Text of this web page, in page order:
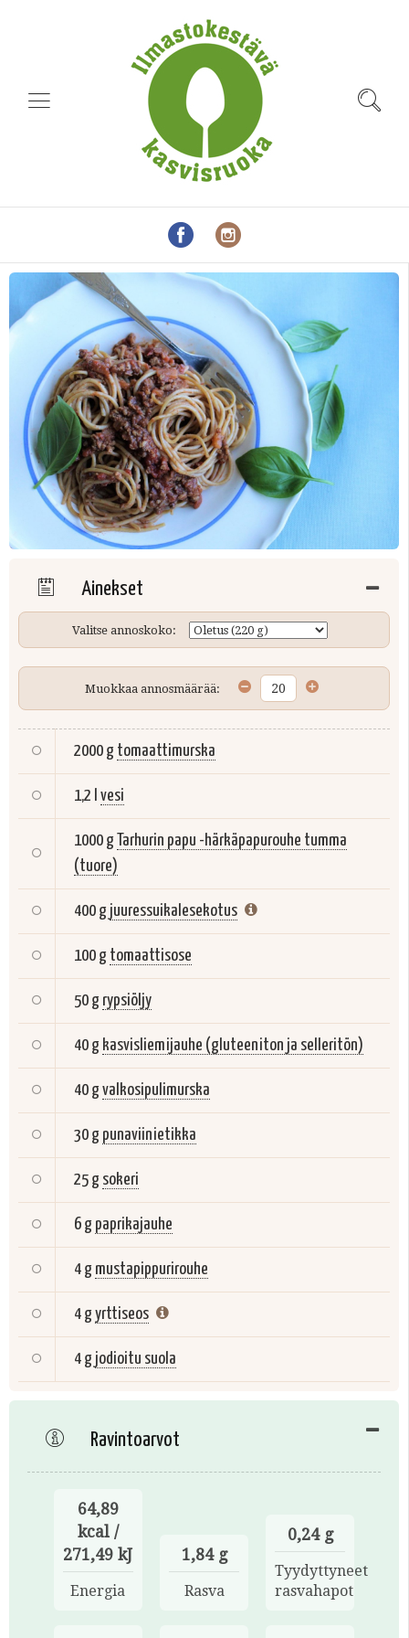
Ainekset
Valitse annoskoko:
Muokkaa annosmäärää:
2000 g tomaattimurska
1,2 l vesi
1000 g Tarhurin papu -härkäpapurouhe tumma
(tuore)
400 g juuressuikalesekotus
100 g tomaattisose
50 g rypsiöljy
40 g kasvisliemijauhe (gluteeniton ja selleritön)
40 gvalkosipulimurska
30 g punaviinietikka
25 g sokeri
6 g paprikajauhe
4 g mustapippurirouhe
4 gyrttiseos
4 g jodioitu suola
Ravintoarvot
64,89
kcal /
271,49 kJ
Energia
1,84 g
Rasva
0,24 g
Tyydyttyneet
rasvahapot